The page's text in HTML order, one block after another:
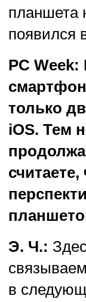
планшета
появился
PC
только
iOS. Тем
Э. Ч.:
в